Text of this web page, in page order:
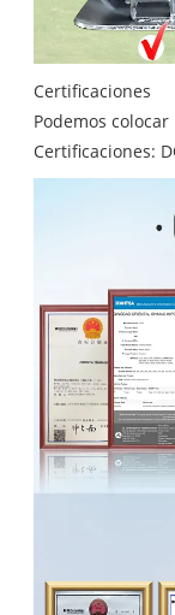
Certificaciones
Podemos
Certificaciones: